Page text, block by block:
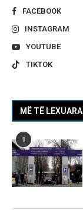
FACEBOOK
INSTAGRAM
YOUTUBE
TIKTOK
MË TË LEXUARA
1